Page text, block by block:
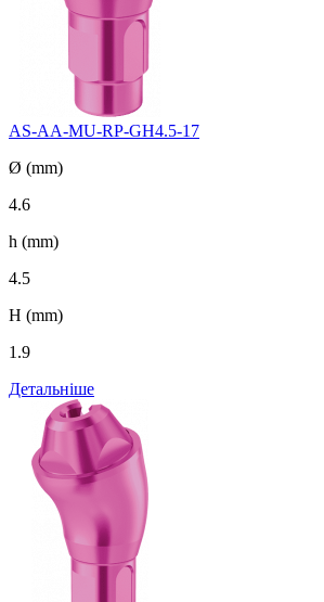
AS-AA-MU-RP-GH4.5-17
Ø (mm)
4.6
h (mm)
4.5
H (mm)
1.9
Детальніше